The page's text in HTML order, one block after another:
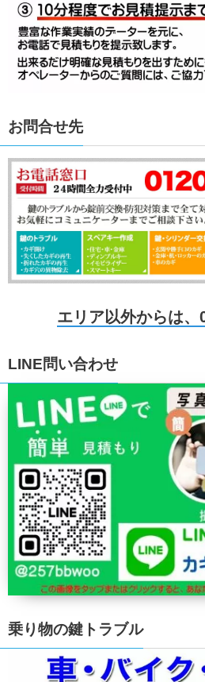
お問合せ先
エリア以外からは、
LINE問い合わせ
乗り物の鍵トラブル